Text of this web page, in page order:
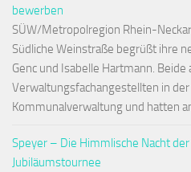
bewerben
SÜW/Metropolregion Rhein-
Südliche Weinstraße begrüßt ihre
Genc und Isabelle Hartmann.
Verwaltungsfachangestellten in
Kommunalverwaltung und hatten
Speyer – Die Himmlische Nacht der
Jubiläumstournee